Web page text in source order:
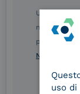
eIDAS
Service
Ulteriori
nelle Norme
presente
Norme di
uso